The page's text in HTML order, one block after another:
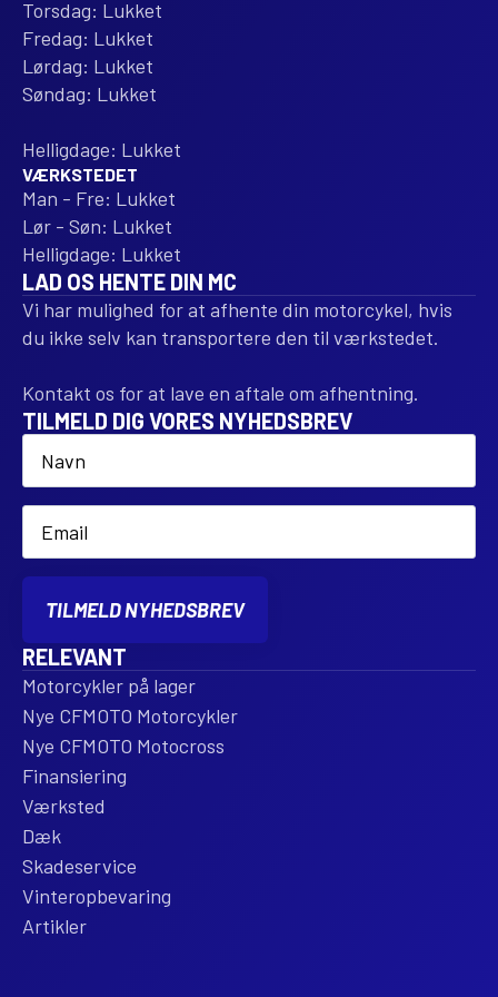
Torsdag: Lukket
Fredag: Lukket
Lørdag: Lukket
Søndag: Lukket
Helligdage: Lukket
VÆRKSTEDET
Man - Fre: Lukket
Lør - Søn: Lukket
Helligdage: Lukket
LAD OS HENTE DIN MC
Vi har mulighed for at afhente din motorcykel, hvis
du ikke selv kan transportere den til værkstedet.
Kontakt os for at lave en aftale om afhentning.
TILMELD DIG VORES NYHEDSBREV
Name
Email
TILMELD NYHEDSBREV
RELEVANT
Motorcykler på lager
Nye CFMOTO Motorcykler
Nye CFMOTO Motocross
Finansiering
Værksted
Dæk
Skadeservice
Vinteropbevaring
Artikler